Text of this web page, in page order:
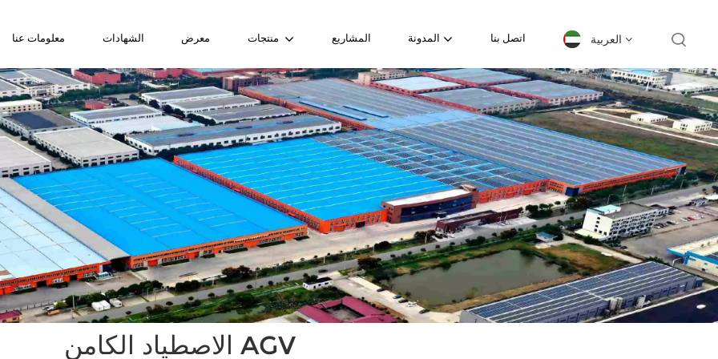
معلومات عنا الشهادات معرض المشاريع المدونة اتصل بنا العربية
English
español
日本語
한국의
Deutsch
français
العربية
الاصطياد الكامن AGV